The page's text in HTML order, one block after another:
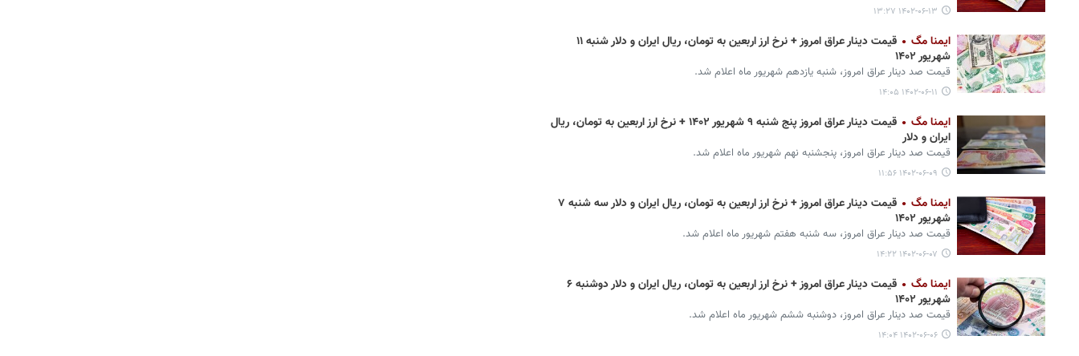
۱۴۰۲-۰۶-۱۳ ۱۳:۲۷
ایمنا مگ
قیمت دینار عراق امروز + نرخ ارز اربعین به تومان، ریال ایران و دلار شنبه ۱۱
شهریور ۱۴۰۲
قیمت صد دینار عراق امروز، شنبه یازدهم شهریور ماه اعلام شد.
۱۴۰۲-۰۶-۱۱ ۱۴:۰۵
ایمنا مگ
قیمت دینار عراق امروز پنج شنبه ۹ شهریور ۱۴۰۲ + نرخ ارز اربعین به تومان، ریال
ایران و دلار
قیمت صد دینار عراق امروز، پنجشنبه نهم شهریور ماه اعلام شد.
۱۴۰۲-۰۶-۰۹ ۱۱:۵۶
ایمنا مگ
قیمت دینار عراق امروز + نرخ ارز اربعین به تومان، ریال ایران و دلار سه شنبه ۷
شهریور ۱۴۰۲
قیمت صد دینار عراق امروز، سه شنبه هفتم شهریور ماه اعلام شد.
۱۴۰۲-۰۶-۰۷ ۱۴:۲۲
ایمنا مگ
قیمت دینار عراق امروز + نرخ ارز اربعین به تومان، ریال ایران و دلار دوشنبه ۶
شهریور ۱۴۰۲
قیمت صد دینار عراق امروز، دوشنبه ششم شهریور ماه اعلام شد.
۱۴۰۲-۰۶-۰۶ ۱۴:۰۴